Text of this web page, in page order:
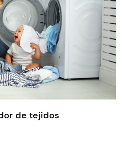
de tejidos